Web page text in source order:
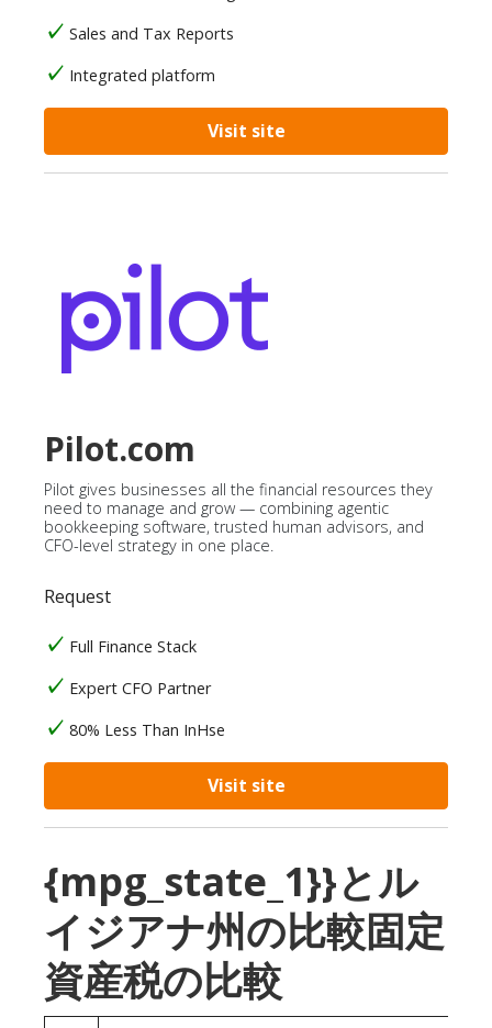
Sales and Tax Reports
Integrated platform
Visit site
Pilot.com
Pilot gives businesses all the financial resources they
need to manage and grow — combining agentic
bookkeeping software, trusted human advisors, and
CFO-level strategy in one place.
Request
Full Finance Stack
Expert CFO Partner
80% Less Than InHse
Visit site
{mpg_state_1}}とル
イジアナ州の比較固定
資産税の比較